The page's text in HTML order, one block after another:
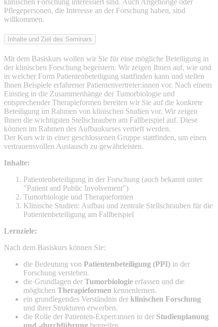
klinischen Forschung interessiert sind. Auch Angehörige oder
Pflegepersonen, die Interesse an der Forschung haben, sind
willkommen.
Inhalte und Ziel des Seminars
Mit dem Basiskurs wollen wir Sie für eine mögliche Beteiligung in
der klinischen Forschung begeistern. Wir zeigen Ihnen auf, wie und
in welcher Form Patientenbeteiligung stattfinden kann und stellen
Ihnen Beispiele erfahrener Patientenvertreter:innen vor. Nach einem
Einstieg in die Zusammenhänge der Tumorbiologie und
entsprechender Therapieformen bereiten wir Sie auf die konkrete
Beteiligung im Rahmen von klinischen Studien vor. Wir zeigen
Ihnen die wichtigsten Stellschrauben am Fallbeispiel auf. Diese
können im Rahmen des Aufbaukurses vertieft werden.
Der Kurs wir in einer geschlossenen Gruppe stattfinden, um einen
vertrauensvollen Austausch zu gewährleisten.
Inhalte:
Patientenbeteiligung in der Forschung (auch bekannt unter
"Patient and Public Involvement")
Tumorbiologie und Therapieformen
Klinische Studien: Aufbau und zentrale Stellschrauben für die
Patientenbeteiligung am Fallbeispiel
Lernziele:
Nach dem Basiskurs können Sie:
die Bedeutung von Patientenbeteiligung (PPI) in der
Forschung verstehen.
die Grundlagen der Tumorbiologie erfassen und die
möglichen Therapieformen kennenlernen.
ein grundlegendes Verständnis der klinischen Forschung
und ihrer Strukturen erwerben.
die Rolle der Patienten-Expert:innen in der Studienplanung